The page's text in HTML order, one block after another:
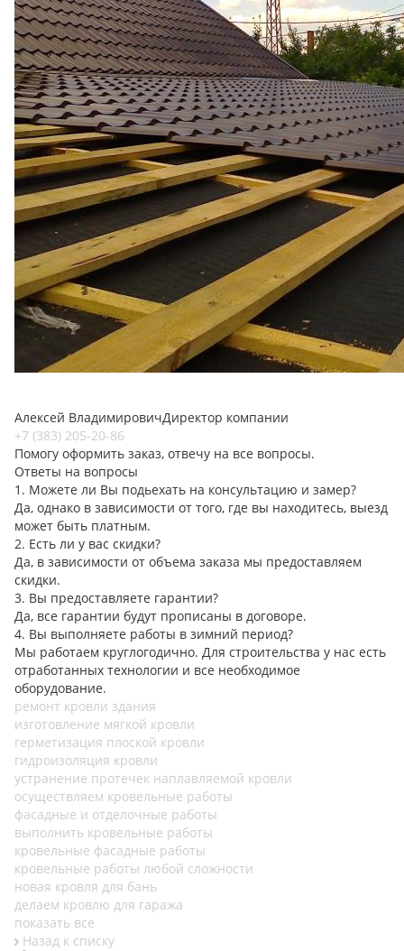
Алексей ВладимировичДиректор компании
+7 (383) 205-20-86
Помогу оформить заказ, отвечу на все вопросы.
Ответы на вопросы
1. Можете ли Вы подьехать на консультацию и замер?
Да, однако в зависимости от того, где вы находитесь, выезд
может быть платным.
2. Есть ли у вас скидки?
Да, в зависимости от объема заказа мы предоставляем
скидки.
3. Вы предоставляете гарантии?
Да, все гарантии будут прописаны в договоре.
4. Вы выполняете работы в зимний период?
Мы работаем круглогодично. Для строительства у нас есть
отработанных технологии и все необходимое
оборудование.
ремонт кровли здания
изготовление мягкой кровли
герметизация плоской кровли
гидроизоляция кровли
устранение протечек наплавляемой кровли
осуществляем кровельные работы
фасадные и отделочные работы
выполнить кровельные работы
кровельные фасадные работы
кровельные работы любой сложности
новая кровля для бань
делаем кровлю для гаража
показать все
Назад к списку